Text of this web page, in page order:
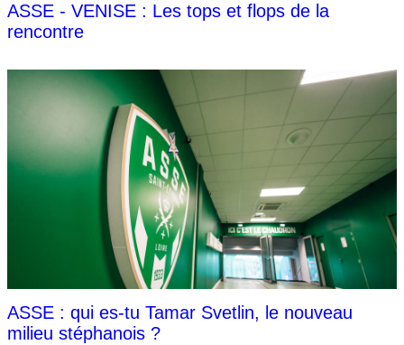
ASSE - VENISE : Les tops et flops de la
rencontre
ASSE : qui es-tu Tamar Svetlin, le nouveau
milieu stéphanois ?